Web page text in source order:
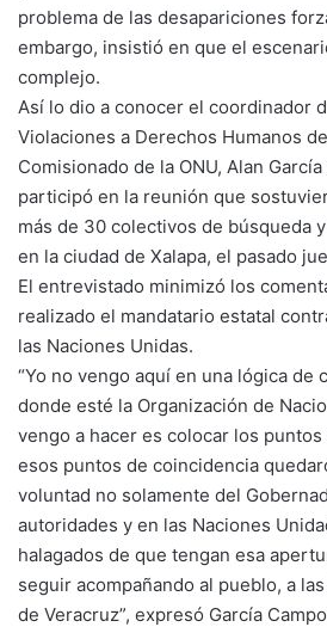
problema de las desapariciones
embargo, insistió en que el
complejo.
Así lo dio a conocer el coordinador
Violaciones a Derechos Humanos
Comisionado de la ONU, Alan
participó en la reunión que
más de 30 colectivos de búsqueda
en la ciudad de Xalapa, el pasado
El entrevistado minimizó los
realizado el mandatario estatal
las Naciones Unidas.
“Yo no vengo aquí en una lógica de
donde esté la Organización de
vengo a hacer es colocar los
esos puntos de coincidencia
voluntad no solamente del
autoridades y en las Naciones
halagados de que tengan esa
seguir acompañando al pueblo, a
de Veracruz”, expresó García